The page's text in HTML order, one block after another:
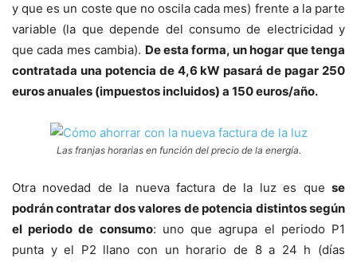
y que es un coste que no oscila cada mes) frente a la parte
variable (la que depende del consumo de electricidad y
que cada mes cambia). De esta forma, un hogar que tenga
contratada una potencia de 4,6 kW pasará de pagar 250
euros anuales (impuestos incluidos) a 150 euros/año.
Las franjas horarias en función del precio de la energía.
Otra novedad de la nueva factura de la luz es que se
podrán contratar dos valores de potencia distintos según
el periodo de consumo: uno que agrupa el periodo P1
punta y el P2 llano con un horario de 8 a 24 h (días